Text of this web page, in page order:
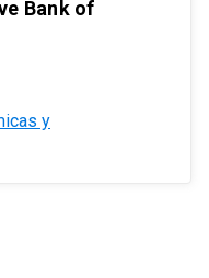
Bank of
y